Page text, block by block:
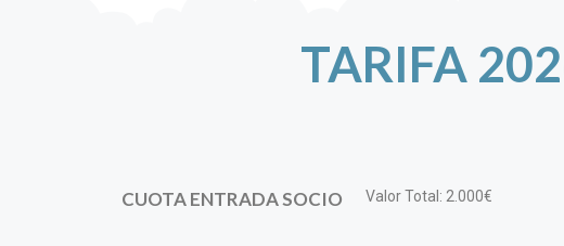
TARIFA
CUOTA ENTRADA SOCIO Valor Total: 2.000€